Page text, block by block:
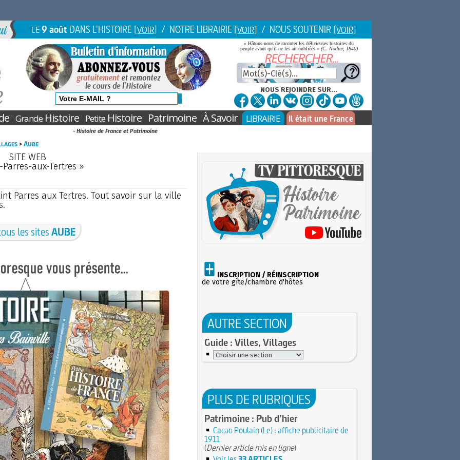
LE9 août DANS L'HISTOIRE [VOIR] / NOTRE LIBRAIRIE [VOIR] / NOUS SOUTENIR [VOIR]
« Hâtons-nous de raconter les délicieuses histoires du
peuple avant qu'il ne les ait oubliées » (C. Nodier, 1840)
NOUS REJOINDRE SUR...
GrandeHistoire PetiteHistoire Patrimoine À Savoir LIBRAIRIE Il était une France
- Histoire de France et Patrimoine
>Aube
SITE WEB
aux-Tertres »
Parres aux Tertres. Tout savoir sur la ville
les sitesAUBE
INSCRIPTION / RÉINSCRIPTION
de votre gîte/chambre d'hôtes
AUTRE SECTION
Guide : Villes, Villages
PLUS DE RUBRIQUES
Patrimoine : Pub d’hier
Cacao Poulain (Le) : affiche publicitaire de
1911
(Dernier article mis en ligne)